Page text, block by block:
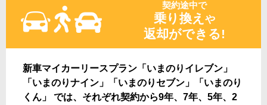
契約途中で
乗り換えや
返却ができる!
新車マイカーリースプラン「いまのりイレブン」
「いまのりナイン」「いまのりセブン」「いまのり
くん」 では、それぞれ契約から9年、7年、5年、2